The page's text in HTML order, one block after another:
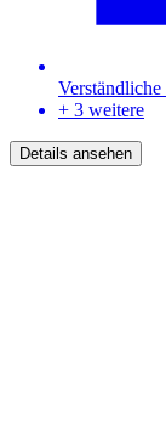
+ 3 weitere
Details ansehen